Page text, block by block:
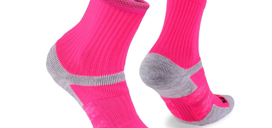
【「AFTEE先享後付」結帳流程】
１．於結帳方式選擇「AFTEE先享後付」後，將跳轉至「AFTEE先享後付」
結帳頁面，進行簡訊認證並確認金額後，即可完成結帳。
２．訂單成立數日內，您將收到繳費通知簡訊。
３．收到繳費通知簡訊後14天內，點擊此簡訊中的連結，可透過四大超商／
ATM／網路銀行／等多元方式進行付款，方視為交易完成。
※ 請注意：結帳手續完成當下不需立刻繳費，但若您需要取消訂單，請聯絡
購買商品的店家。未經商家同意取消之訂單仍視為有效，需透過AFTEE先享
後付繳納相關費用。
※ 交易是否成功請以「AFTEE先享後付 」之結帳頁面顯示為準，若有關於
是否繳費成功／繳費後需取消欲退款等相關疑問，請聯繫「AFTEE先享後付
每筆NT$60，滿NT$1,000(含以上)免運費
萊爾富取貨付款
每筆NT$60，滿NT$1,000(含以上)免運費
付款後萊爾富取貨
每筆NT$60，滿NT$1,000(含以上)免運費